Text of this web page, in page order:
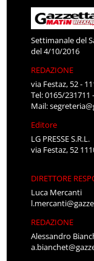
Settimanale del
del 4/10/2016
REDAZIONE
via Festaz, 52 -
Tel: 0165/231711
Mail:
Editore
LG PRESSE S.R.L.
via Festaz, 52
DIRETTORE
Luca Mercanti
REDAZIONE
Alessandro